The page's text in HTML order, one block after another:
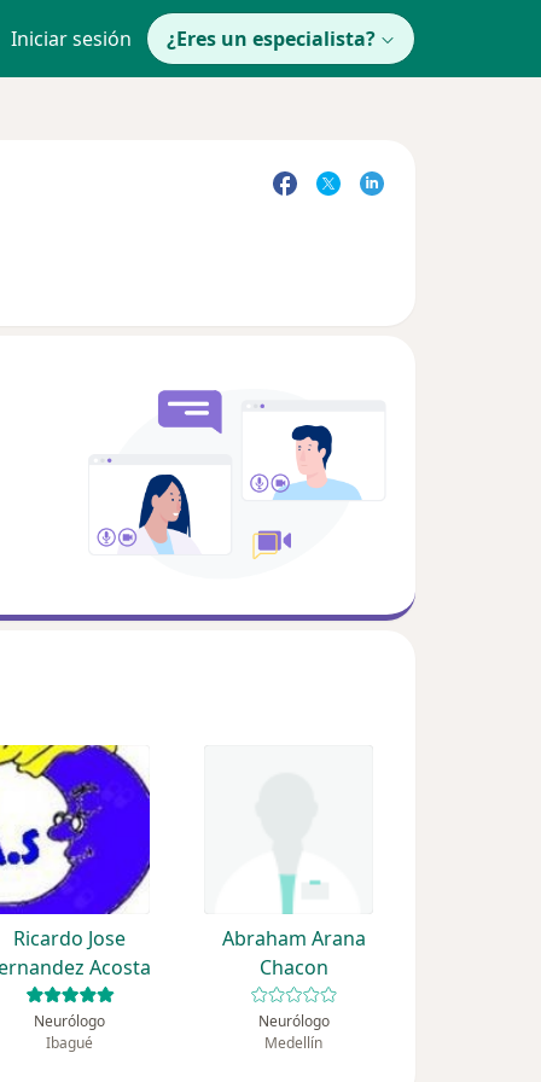
Iniciar sesión ¿Eres un especialista?
Ricardo Jose
Acosta
Neurólogo
Ibagué
Abraham Arana
Chacon
Neurólogo
Medellín